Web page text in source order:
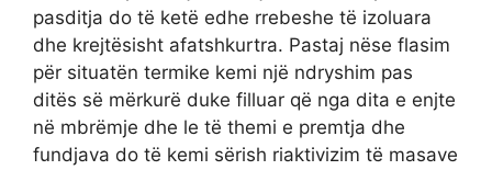
pasditja do të ketë edhe rrebeshe të izoluara
dhe krejtësisht afatshkurtra. Pastaj nëse flasim
për situatën termike kemi një ndryshim pas
ditës së mërkurë duke filluar që nga dita e enjte
në mbrëmje dhe le të themi e premtja dhe
fundjava do të kemi sërish riaktivizim të masave